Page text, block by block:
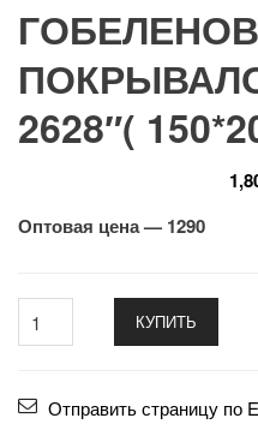
2628″(
Оптовая цена — 1290
КУПИТЬ
Отправить страницу по